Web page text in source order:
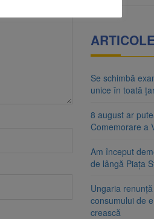
Se schimbă
unice în toată
8 august ar
Comemorare a
Am început
de lângă Piața
Ungaria
consumului de
crească